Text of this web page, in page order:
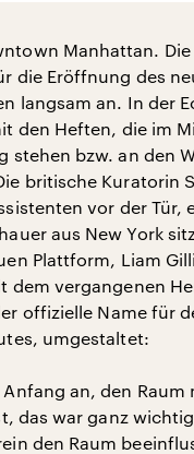
Manhattan.
die Eröffnung des
langsam an. In der
den Heften, die im
stehen bzw. an den
britische Kuratorin
vor der Tür,
aus New York
Plattform, Liam
dem vergangenen
offizielle Name für
umgestaltet:
Anfang an, den
das war ganz
den Raum